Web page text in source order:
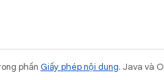
phần Giấy phép nội dung. Java và